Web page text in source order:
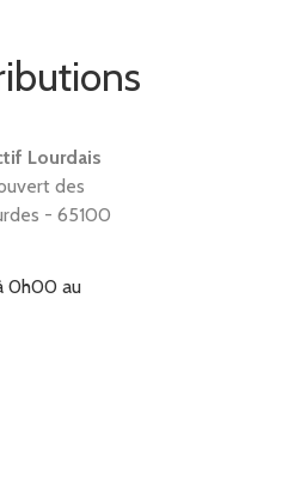
de plateaux de fromages
Lourdais
des
- 65100
0h00 au